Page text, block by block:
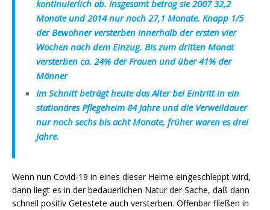
kontinuierlich ab. Insgesamt betrog sie 2007 32,2
Monate und 2014 nur noch 27,1 Monate. Knapp 1/5
der Bewohner versterben innerhalb der ersten vier
Wochen nach dem Einzug. Bis zum dritten Monat
versterben ca. 24% der Frauen und über 41% der
Männer
Im Schnitt beträgt heute das Alter bei Eintritt in ein
stationäres Pflegeheim 84 Jahre und die Verweildauer
nur noch sechs bis acht Monate, früher waren es drei
Jahre.
Wenn nun Covid-19 in eines dieser Heime eingeschleppt wird,
dann liegt es in der bedauerlichen Natur der Sache, daß dann
schnell positiv Getestete auch versterben. Offenbar fließen in